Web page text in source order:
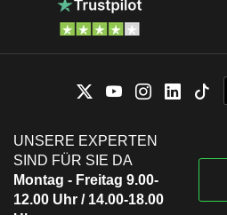
UNSERE EXPERTEN
SIND FÜR SIE DA
Montag - Freitag 9.00-
12.00 Uhr / 14.00-18.00